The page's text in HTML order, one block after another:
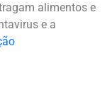
alimentos e
e a